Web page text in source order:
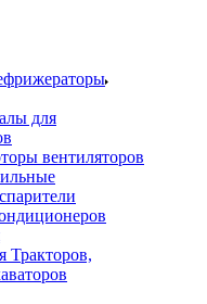
для
вентиляторов
Тракторов,